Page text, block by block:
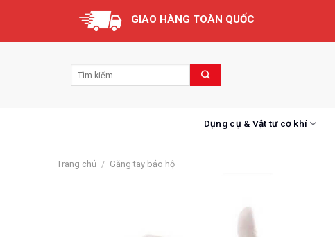
content
GIAO HÀNG TOÀN QUỐC
Dụng cụ & Vật tư cơ khí
Trang chủ / Găng tay bảo hộ